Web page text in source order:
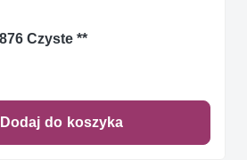
Czyste **
Dodaj do koszyka